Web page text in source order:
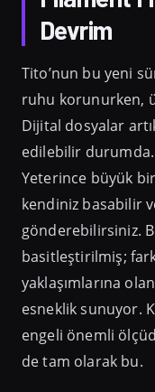
Devrim
Tito’nun bu yeni
ruhu korunurken,
Dijital dosyalar
edilebilir
Yeterince büyük bir
kendiniz basabilir
gönderebilirsiniz.
basitleştirilmiş;
yaklaşımlarına
esneklik sunuyor.
engeli önemli
de tam olarak bu.